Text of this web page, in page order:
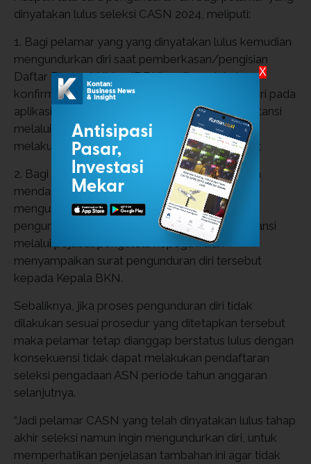
dinyatakan lulus seleksi CASN 2024, meliputi:
1. Bagi pelamar yang yang dinyatakan lulus kemudian
mengundurkan diri saat pemberkasan/pengisian
Daftar Riwayat Hidup (DRH) wajib melakukan
konfirmasi dengan klik pilihan mengundurkan diri pada
aplikasi/fitur pengisian DRH-SSCASN. PPK instansi
melalui pejabat pengelola kepegawaian wajib
melakukan approval pengunduran diri tersebut;
2. Bagi pelamar yang dinyatakan lulus dan telah
mendapatkan nomor induk pegawai kemudian
mengundurkan diri wajib menyampaikan surat
pengunduran diri kepada PPK instansi. PPK instansi
melalui pejabat pengelola kepegawaian
menyampaikan surat pengunduran diri tersebut
kepada Kepala BKN.
Sebaliknya, jika proses pengunduran diri tidak
dilakukan sesuai prosedur yang ditetapkan tersebut
maka pelamar tetap dianggap berstatus lulus dengan
konsekuensi tidak dapat melakukan pendaftaran
seleksi pengadaan ASN periode tahun anggaran
selanjutnya.
“Jadi pelamar CASN yang telah dinyatakan lulus tahap
akhir seleksi namun ingin mengundurkan diri, untuk
memperhatikan penjelasan tambahan ini agar tidak
X